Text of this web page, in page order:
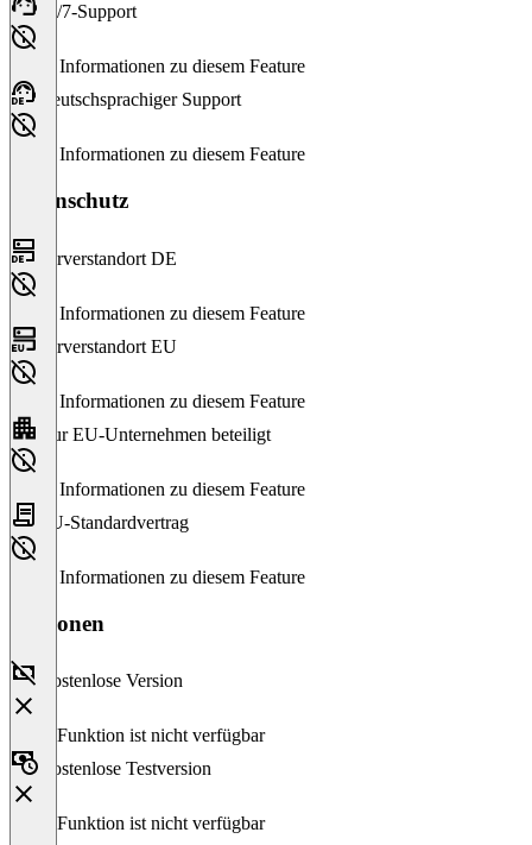
24/7-Support
Keine Informationen zu diesem Feature
Deutschsprachiger Support
Keine Informationen zu diesem Feature
Datenschutz
Serverstandort DE
Keine Informationen zu diesem Feature
Serverstandort EU
Keine Informationen zu diesem Feature
Nur EU-Unternehmen beteiligt
Keine Informationen zu diesem Feature
EU-Standardvertrag
Keine Informationen zu diesem Feature
Versionen
Kostenlose Version
Diese Funktion ist nicht verfügbar
Kostenlose Testversion
Diese Funktion ist nicht verfügbar